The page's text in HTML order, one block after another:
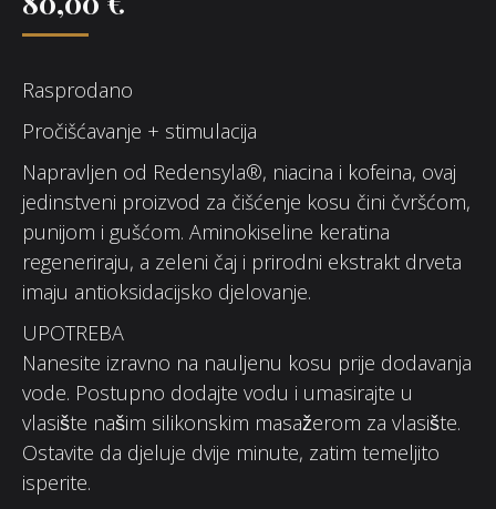
Rasprodano
Pročišćavanje + stimulacija
Napravljen od Redensyla®, niacina i kofeina, ovaj
jedinstveni proizvod za čišćenje kosu čini čvršćom,
punijom i gušćom. Aminokiseline keratina
regeneriraju, a zeleni čaj i prirodni ekstrakt drveta
imaju antioksidacijsko djelovanje.
UPOTREBA
Nanesite izravno na nauljenu kosu prije dodavanja
vode. Postupno dodajte vodu i umasirajte u
vlasište našim silikonskim masažerom za vlasište.
Ostavite da djeluje dvije minute, zatim temeljito
isperite.